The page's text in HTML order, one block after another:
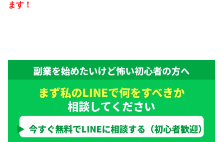
ます！